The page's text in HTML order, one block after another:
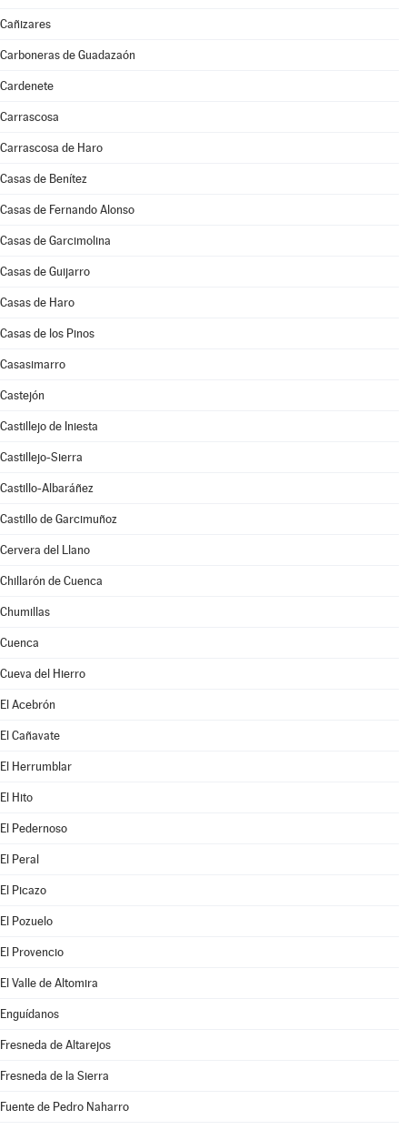
Cañizares
Carboneras de Guadazaón
Cardenete
Carrascosa
Carrascosa de Haro
Casas de Benítez
Casas de Fernando Alonso
Casas de Garcimolina
Casas de Guijarro
Casas de Haro
Casas de los Pinos
Casasimarro
Castejón
Castillejo de Iniesta
Castillejo-Sierra
Castillo-Albaráñez
Castillo de Garcimuñoz
Cervera del Llano
Chillarón de Cuenca
Chumillas
Cuenca
Cueva del Hierro
El Acebrón
El Cañavate
El Herrumblar
El Hito
El Pedernoso
El Peral
El Picazo
El Pozuelo
El Provencio
El Valle de Altomira
Enguídanos
Fresneda de Altarejos
Fresneda de la Sierra
Fuente de Pedro Naharro